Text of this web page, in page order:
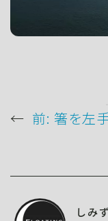
← 前: 箸を左
しみ